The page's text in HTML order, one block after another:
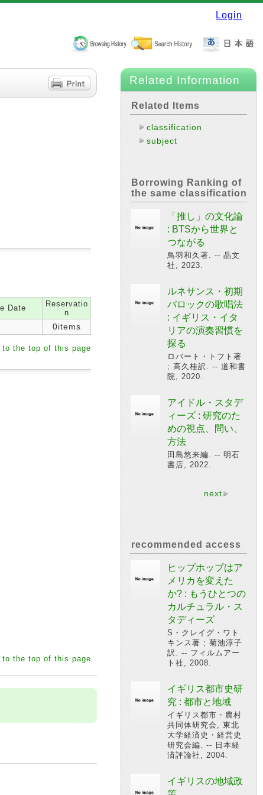
Login
Date
Reservatio
n
0items
to the top of this page
to the top of this page
Related Information
Related Items
classification
subject
Borrowing Ranking of
the same classification
「推し」の文化論
: BTSから世界と
つながる
鳥羽和久著. -- 晶文
社, 2023.
ルネサンス・初期
バロックの歌唱法
: イギリス・イタ
リアの演奏習慣を
探る
ロバート・トフト著
; 高久桂訳. -- 道和書
院, 2020.
アイドル・スタデ
ィーズ : 研究のた
めの視点、問い、
方法
田島悠来編. -- 明石
書店, 2022.
next
recommended access
ヒップホップはア
メリカを変えた
か? : もうひとつの
カルチュラル・ス
タディーズ
S・クレイグ・ワト
キンス著 ; 菊池淳子
訳. -- フィルムアー
ト社, 2008.
イギリス都市史研
究 : 都市と地域
イギリス都市・農村
共同体研究会, 東北
大学経済史・経営史
研究会編. -- 日本経
済評論社, 2004.
イギリスの地域政